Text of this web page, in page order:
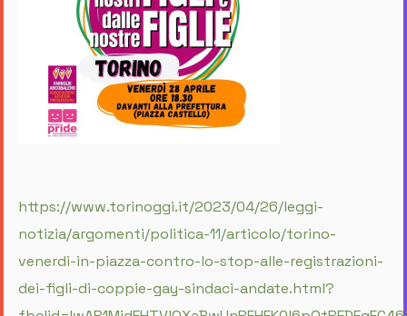
https://www.torinoggi.it/2023/04/26/leggi-
notizia/argomenti/politica-11/articolo/torino-
venerdi-in-piazza-contro-lo-stop-alle-registrazioni-
dei-figli-di-coppie-gay-sindaci-andate.html?